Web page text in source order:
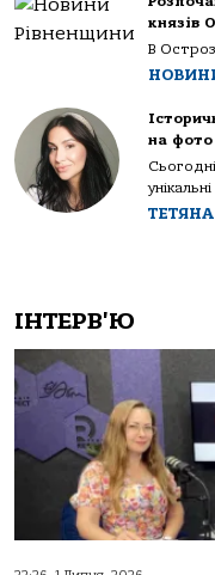
князів
В
на фото
ІНТЕРВ'Ю